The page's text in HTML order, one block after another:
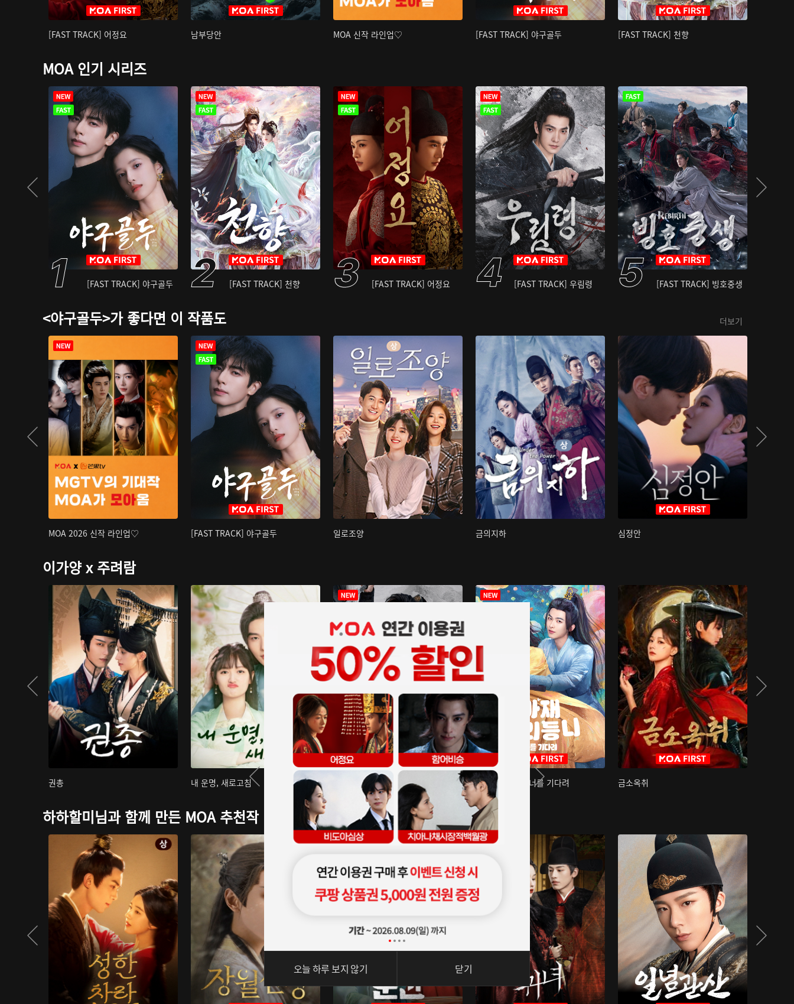
[FAST TRACK] 어정요 남부당안 MOA 신작 라인업♡ [FAST TRACK] 야구골두 [FAST TRACK] 천향
MOA 인기 시리즈
[FAST TRACK] 야구골두 [FAST TRACK] 천향 [FAST TRACK] 어정요 [FAST TRACK] 우림령 [FAST TRACK] 빙호중생
<야구골두>가 좋다면 이 작품도 더보기
MOA 2026 신작 라인업♡ [FAST TRACK] 야구골두 일로조양 금의지하 심정안
이가양 x 주려람
권총 내 운명, 새로고침 아재저리등니 : 너를 기다려 금소옥취
하하할미님과 함께 만든 MOA 추천작
오늘 하루 보지 않기 닫기